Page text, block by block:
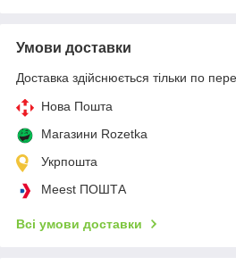
Умови доставки
Доставка здійснюється тільки по
Нова Пошта
Магазини Rozetka
Укрпошта
Meest ПОШТА
Всі умови доставки